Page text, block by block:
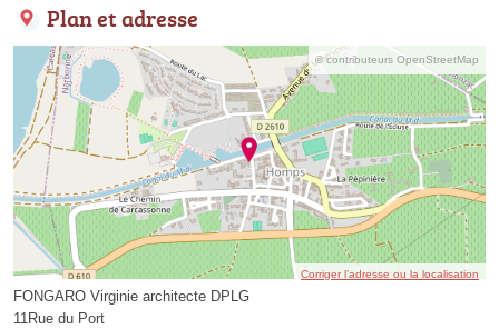
Plan et adresse
© contributeurs OpenStreetMap
Corriger l’adresse ou la localisation
FONGARO Virginie architecte DPLG
11Rue du Port